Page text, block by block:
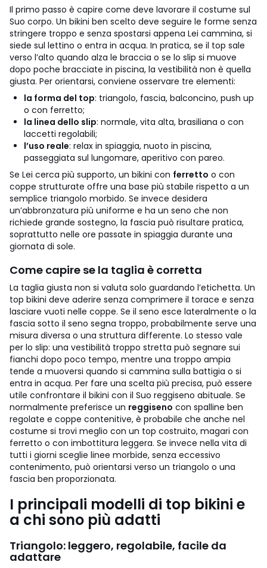
Il primo passo è capire come deve lavorare il costume sul
Suo corpo. Un bikini ben scelto deve seguire le forme senza
stringere troppo e senza spostarsi appena Lei cammina, si
siede sul lettino o entra in acqua. In pratica, se il top sale
verso l’alto quando alza le braccia o se lo slip si muove
dopo poche bracciate in piscina, la vestibilità non è quella
giusta. Per orientarsi, conviene osservare tre elementi:
la forma del top: triangolo, fascia, balconcino, push up
o con ferretto;
la linea dello slip: normale, vita alta, brasiliana o con
laccetti regolabili;
l’uso reale: relax in spiaggia, nuoto in piscina,
passeggiata sul lungomare, aperitivo con pareo.
Se Lei cerca più supporto, un bikini con ferretto o con
coppe strutturate offre una base più stabile rispetto a un
semplice triangolo morbido. Se invece desidera
un’abbronzatura più uniforme e ha un seno che non
richiede grande sostegno, la fascia può risultare pratica,
soprattutto nelle ore passate in spiaggia durante una
giornata di sole.
Come capire se la taglia è corretta
La taglia giusta non si valuta solo guardando l’etichetta. Un
top bikini deve aderire senza comprimere il torace e senza
lasciare vuoti nelle coppe. Se il seno esce lateralmente o la
fascia sotto il seno segna troppo, probabilmente serve una
misura diversa o una struttura differente. Lo stesso vale
per lo slip: una vestibilità troppo stretta può segnare sui
fianchi dopo poco tempo, mentre una troppo ampia
tende a muoversi quando si cammina sulla battigia o si
entra in acqua. Per fare una scelta più precisa, può essere
utile confrontare il bikini con il Suo reggiseno abituale. Se
normalmente preferisce un reggiseno con spalline ben
regolate e coppe contenitive, è probabile che anche nel
costume si trovi meglio con un top costruito, magari con
ferretto o con imbottitura leggera. Se invece nella vita di
tutti i giorni sceglie linee morbide, senza eccessivo
contenimento, può orientarsi verso un triangolo o una
fascia ben proporzionata.
I principali modelli di top bikini e
a chi sono più adatti
Triangolo: leggero, regolabile, facile da
adattare